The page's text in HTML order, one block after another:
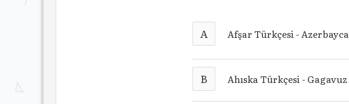
A Afşar Türkçesi -
B Ahıska Türkçesi -